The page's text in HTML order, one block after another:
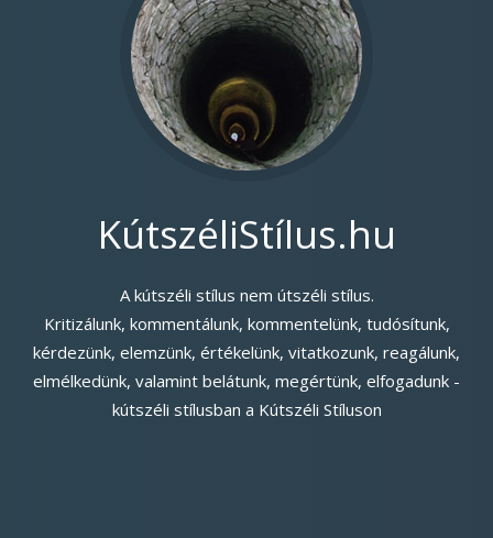
KútszéliStílus.hu
A kútszéli stílus nem útszéli stílus.
Kritizálunk, kommentálunk, kommentelünk, tudósítunk,
kérdezünk, elemzünk, értékelünk, vitatkozunk, reagálunk,
elmélkedünk, valamint belátunk, megértünk, elfogadunk -
kútszéli stílusban a Kútszéli Stíluson